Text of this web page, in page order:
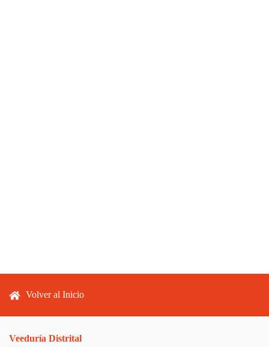
Footer menu
Volver al Inicio
Veeduría Distrital